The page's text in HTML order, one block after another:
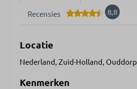
Recensies 8,8
Locatie
Nederland, Zuid-Holland, Ouddorp
Kenmerken